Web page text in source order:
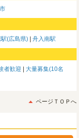
駅(広島県) 舟入南駅
者歓迎
大量募集(10名
ページＴＯＰへ